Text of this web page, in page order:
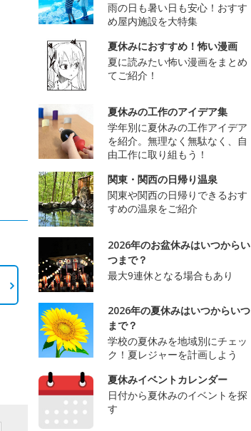
雨の日も暑い日も安心！おすす
め屋内施設を大特集
夏休みにおすすめ！怖い漫画
夏に読みたい怖い漫画をまとめ
てご紹介！
夏休みの工作のアイデア集
学年別に夏休みの工作アイデア
を紹介。無理なく無駄なく、自
由工作に取り組もう！
関東・関西の日帰り温泉
関東や関西の日帰りできるおす
すめの温泉をご紹介
2026年のお盆休みはいつからい
つまで？
最大9連休となる場合もあり
2026年の夏休みはいつからいつ
まで？
学校の夏休みを地域別にチェッ
ク！夏レジャーを計画しよう
夏休みイベントカレンダー
日付から夏休みのイベントを探
す